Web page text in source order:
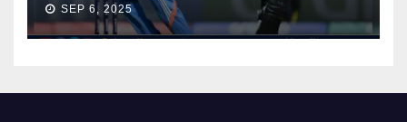
SEP 6, 2025